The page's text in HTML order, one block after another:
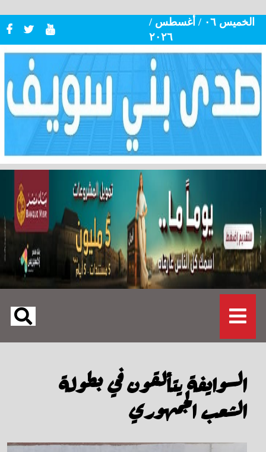
الخميس ٠٦ / أغسطس /
٢٠٢٦
السوايفة يتألقون في بطولة
الشعب الجمهوري